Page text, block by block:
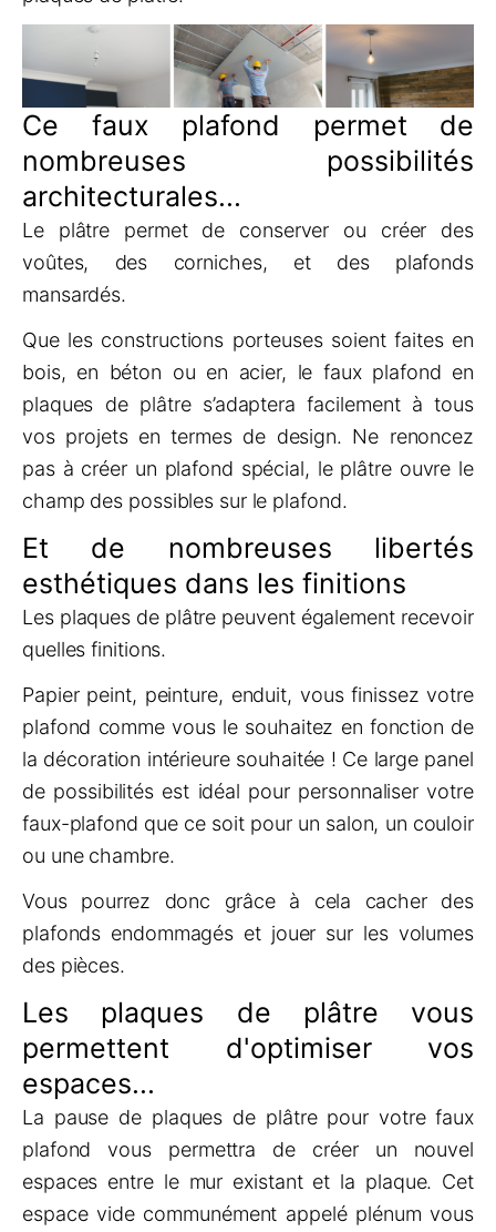
Ce faux plafond permet de
nombreuses possibilités
architecturales...
Le plâtre permet de conserver ou créer des
voûtes, des corniches, et des plafonds
mansardés.
Que les constructions porteuses soient faites en
bois, en béton ou en acier, le faux plafond en
plaques de plâtre s’adaptera facilement à tous
vos projets en termes de design. Ne renoncez
pas à créer un plafond spécial, le plâtre ouvre le
champ des possibles sur le plafond.
Et de nombreuses libertés
esthétiques dans les finitions
Les plaques de plâtre peuvent également recevoir
quelles finitions.
Papier peint, peinture, enduit, vous finissez votre
plafond comme vous le souhaitez en fonction de
la décoration intérieure souhaitée ! Ce large panel
de possibilités est idéal pour personnaliser votre
faux-plafond que ce soit pour un salon, un couloir
ou une chambre.
Vous pourrez donc grâce à cela cacher des
plafonds endommagés et jouer sur les volumes
des pièces.
Les plaques de plâtre vous
permettent d'optimiser vos
espaces...
La pause de plaques de plâtre pour votre faux
plafond vous permettra de créer un nouvel
espaces entre le mur existant et la plaque. Cet
espace vide communément appelé plénum vous